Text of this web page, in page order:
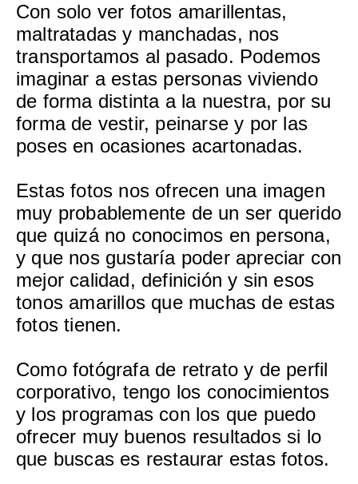
Con solo ver fotos amarillentas,
maltratadas y manchadas, nos
transportamos al pasado. Podemos
imaginar a estas personas viviendo
de forma distinta a la nuestra, por su
forma de vestir, peinarse y por las
poses en ocasiones acartonadas.
Estas fotos nos ofrecen una imagen
muy probablemente de un ser querido
que quizá no conocimos en persona,
y que nos gustaría poder apreciar con
mejor calidad, definición y sin esos
tonos amarillos que muchas de estas
fotos tienen.
Como fotógrafa de retrato y de perfil
corporativo, tengo los conocimientos
y los programas con los que puedo
ofrecer muy buenos resultados si lo
que buscas es restaurar estas fotos.